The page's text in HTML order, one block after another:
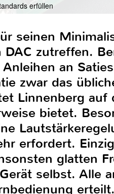
erfüllen
zwischen insgesamt sechs verschiedenen Filtern wählen, um den Wandler besser auf den eigenen Geschmack oder die restlichen Komponenten abzustimmen. Dazu muss man beim zuvor stumm geschalteten Gerät die Select- Taste der Fernbedienung drücken, um einzeln durch die verschiedenen Optionen zu schalten. Als Standard wird ein schnelles FIR-Linear-Phase- Filter genutzt, das recht ausgewogen zu Werke geht. Andere sorgen für weniger Pre-Ringing, ein langsameres Roll-of in verschiedenen Kombinationen. Wer keine Lust hat viel herumzuprobieren, fährt mit dem voreingestellten Filter aber schon sehr gut. Ebenso aufwendig wie die digitale Seite, wenn nicht sogar noch aufwendiger, ist der analoge Part des Satie, der integral mit dem digitalen verbunden ist. Eine Vorstufe kann man auf verschiedene Arten konstruieren. Die klassische Schaltung eines echten Preamps ist sicher die beliebteste, gerade für analoge Quellen. Für die Lautstärkeregelung bei D/A-Wandlern wird hingegen gerne auf eine digitale Lösung gesetzt, da diese günstig und besonders unkompliziert zu implementieren ist. Hierbei wird schon auf digitaler Ebene die Ausgangslautstärke des Signals vorgegeben, wobei allerdings oft klangliche Einbußen entstehen können. Dies ist beim Satie also keine Lösung, weshalb Linnenberg sich eine besondere Eigenschaft des genutzten DACs zunutze macht. Der ES9038Pro ist in der Lage, mit besonders hohen Spannungen zu arbeiten. Damit ist das Ausgangssignal des Chips bereits problemlos in der Lage, eine Endstufe zu beliefern. Für die Regelung wird im Satie darum eine vollkommen diskret aufgebaute Vorstufe genutzt, bei der Widerstände und Relais die Spannung an den Ausgängen auf das gewünschte Level herunterbringen. So entsteht keinerlei klangliche Beeinflussung, da das eigentliche Signal komplett unangetastet bleibt. Da es für diese Strom- Spannungs-Wandlung des DACs keine vorgefertigen Teile gab, musste man bei Linnenberg eine eigene Lösung entwickeln. Nutzer eines Vollverstärkers oder einer separaten Vorstufe können den Satie auch im